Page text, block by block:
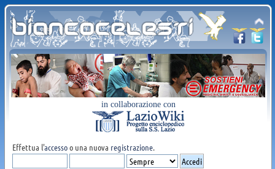
in collaborazione con
Effettua l'accessoo una nuova registrazione.